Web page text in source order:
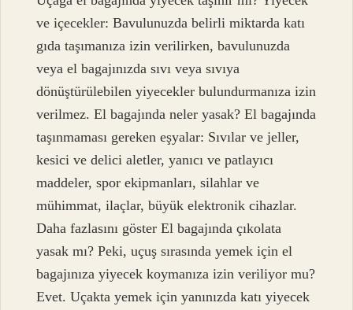
ve içecekler: Bavulunuzda belirli miktarda katı
gıda taşımanıza izin verilirken, bavulunuzda
veya el bagajınızda sıvı veya sıvıya
dönüştürülebilen yiyecekler bulundurmanıza izin
verilmez. El bagajında neler yasak? El bagajında
​​taşınmaması gereken eşyalar: Sıvılar ve jeller,
kesici ve delici aletler, yanıcı ve patlayıcı
maddeler, spor ekipmanları, silahlar ve
mühimmat, ilaçlar, büyük elektronik cihazlar.
Daha fazlasını göster El bagajında çıkolata
yasak mı? Peki, uçuş sırasında yemek için el
bagajınıza yiyecek koymanıza izin veriliyor mu?
Evet. Uçakta yemek için yanınızda katı yiyecek